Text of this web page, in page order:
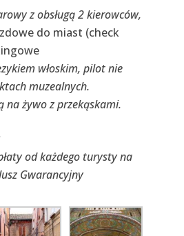
z obsługą 2 kierowców,
do miast (check
włoskim, pilot nie
muzealnych.
na żywo z przekąskami.
od każdego turysty na
Gwarancyjny